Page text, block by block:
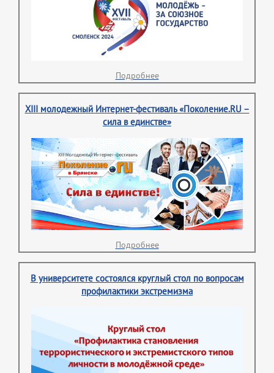
Подробнее
XIII молодежный Интернет-фестиваль «Поколение.RU –
сила в единстве»
Подробнее
В университете состоялся круглый стол по вопросам
профилактики экстремизма